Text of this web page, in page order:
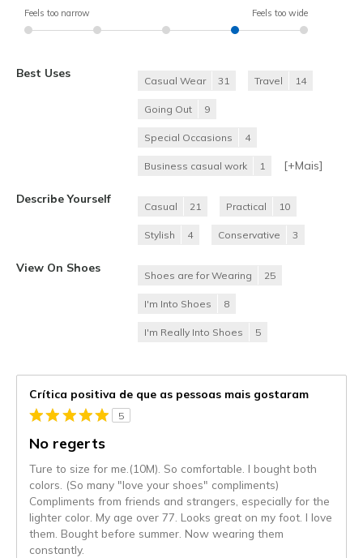
Feels too narrow Feels too wide
Best Uses
Casual Wear 31 Travel 14
Going Out 9
Special Occasions 4
Business casual work 1 [+Mais]
Describe Yourself
Casual 21 Practical 10
Stylish 4 Conservative 3
View On Shoes
Shoes are for Wearing 25
I'm Into Shoes 8
I'm Really Into Shoes 5
Crítica positiva de que as pessoas mais gostaram
5
No regerts
Ture to size for me.(10M). So comfortable. I bought both
colors. (So many "love your shoes" compliments)
Compliments from friends and strangers, especially for the
lighter color. My age over 77. Looks great on my foot. I love
them. Bought before summer. Now wearing them
constantly.